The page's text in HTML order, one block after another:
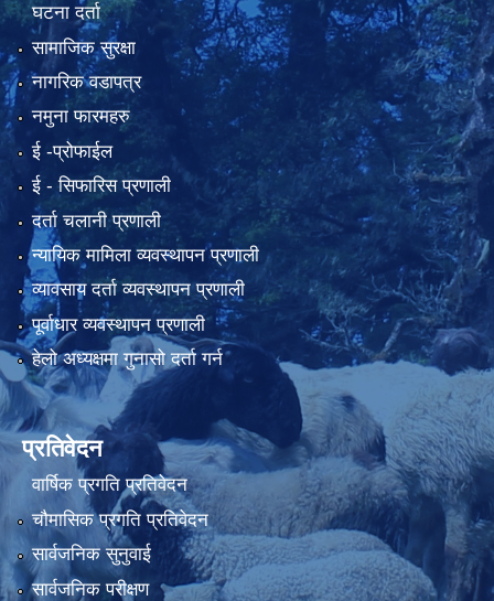
घटना दर्ता
सामाजिक सुरक्षा
नागरिक वडापत्र
नमुना फारमहरु
ई -प्रोफाईल
ई‍ - सिफारिस प्रणाली
दर्ता चलानी प्रणाली
न्यायिक मामिला व्यवस्थापन प्रणाली
व्यावसाय दर्ता व्यवस्थापन प्रणाली
पूर्वाधार व्यवस्थापन प्रणाली
हेलो अध्यक्षमा गुनासो दर्ता गर्न
प्रतिवेदन
वार्षिक प्रगति प्रतिवेदन
चौमासिक प्रगति प्रतिवेदन
सार्वजनिक सुनुवाई
सार्वजनिक परीक्षण